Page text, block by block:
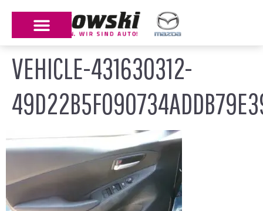
VEHICLE-431630312-